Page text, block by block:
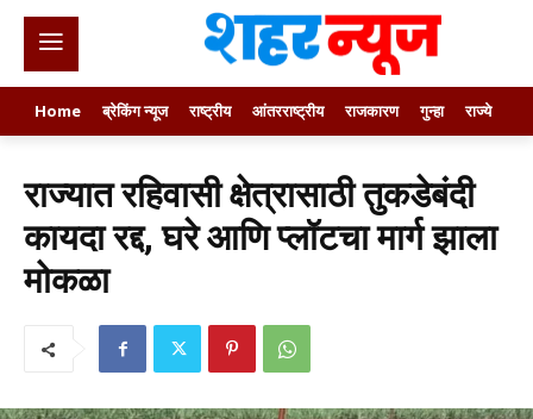
Home ब्रेकिंग न्यूज राष्ट्रीय आंतरराष्ट्रीय राजकारण गुन्हा राज्ये
राज्यात रहिवासी क्षेत्रासाठी तुकडेबंदी
कायदा रद्द, घरे आणि प्लॉटचा मार्ग झाला
मोकळा